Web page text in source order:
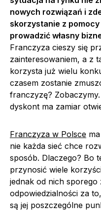
nowych rozwiązań i
skorzystanie z
prowadzić własny
Franczyza cieszy się
zainteresowaniem, a z
korzysta już wielu
czasem zostanie
franczyzę?
dyskont ma zamiar
Franczyza w Polsce
nie każda sieć chce
sposób. Dlaczego? Bo
przynosić wiele
jednak od nich sporego
odpowiedzialności za
są jej poszczególne